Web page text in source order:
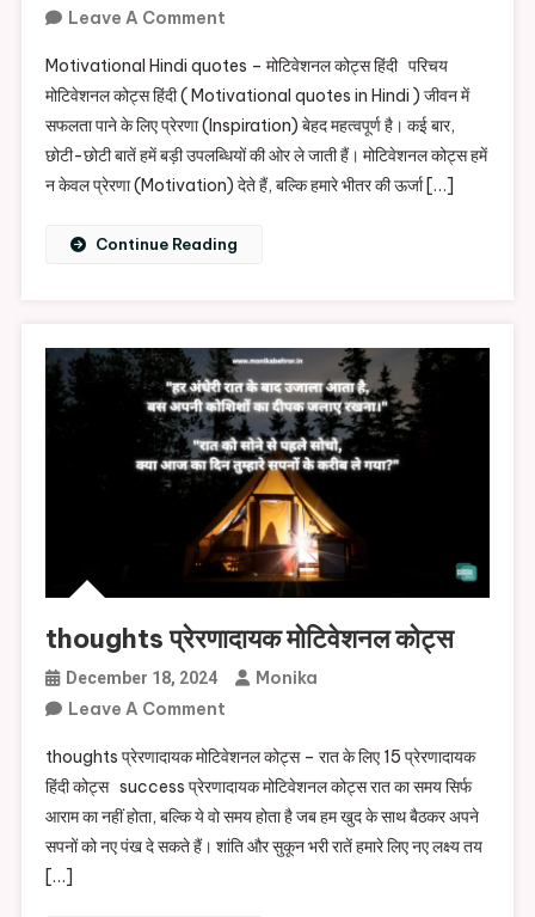
Leave A CommentOn
Hindi
Quotes
Motivational Hindi quotes – मोटिवेशनल कोट्स हिंदी परिचय
मोटिवेशनल कोट्स हिंदी ( Motivational quotes in Hindi ) जीवन में
सफलता पाने के लिए प्रेरणा (Inspiration) बेहद महत्वपूर्ण है। कई बार,
छोटी-छोटी बातें हमें बड़ी उपलब्धियों की ओर ले जाती हैं। मोटिवेशनल कोट्स हमें
न केवल प्रेरणा (Motivation) देते हैं, बल्कि हमारे भीतर की ऊर्जा […]
Continue Reading
thoughts प्रेरणादायक मोटिवेशनल कोट्स
December 18, 2024
Monika
Leave A CommentOn
प्रेरणादायक
मोटिवेशनल
कोट्स
thoughts प्रेरणादायक मोटिवेशनल कोट्स – रात के लिए 15 प्रेरणादायक
हिंदी कोट्स success प्रेरणादायक मोटिवेशनल कोट्स रात का समय सिर्फ
आराम का नहीं होता, बल्कि ये वो समय होता है जब हम खुद के साथ बैठकर अपने
सपनों को नए पंख दे सकते हैं। शांति और सुकून भरी रातें हमारे लिए नए लक्ष्य तय
[…]